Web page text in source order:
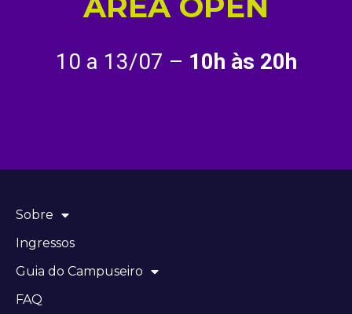
10 a 13/07 – 10h às 20h
Sobre
Ingressos
Guia do Campuseiro
FAQ